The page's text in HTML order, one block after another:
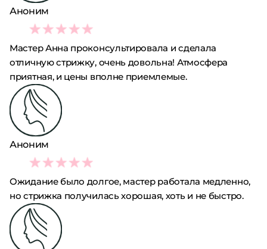
Аноним
4
Мастер Анна проконсультировала и сделала
отличную стрижку, очень довольна! Атмосфера
приятная, и цены вполне приемлемые.
Аноним
3
Ожидание было долгое, мастер работала медленно,
но стрижка получилась хорошая, хоть и не быстро.